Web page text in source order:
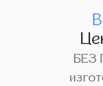
БЕЗ